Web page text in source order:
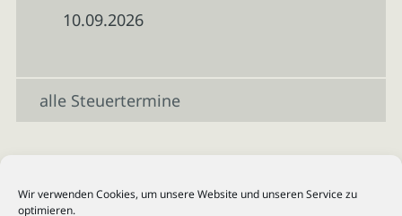
Wir verwenden Cookies, um unsere Website und unseren Service zu
optimieren.
10.09.2026
alle Steuertermine